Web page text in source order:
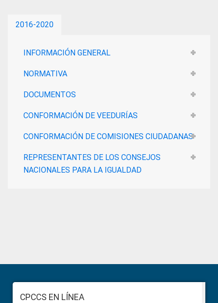
2016-2020
INFORMACIÓN GENERAL
NORMATIVA
DOCUMENTOS
CONFORMACIÓN DE VEEDURÍAS
CONFORMACIÓN DE COMISIONES CIUDADANAS
REPRESENTANTES DE LOS CONSEJOS
NACIONALES PARA LA IGUALDAD
Sidebar
FooterCPCCS EN LÍNEA